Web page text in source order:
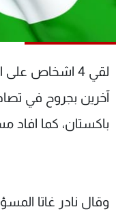
لقي 4 اشخاص
آخرين بجروح في
باكستان، كما
وقال نادر غاتا
شاهد البرامج
عن MTV
لاعلاناتكم